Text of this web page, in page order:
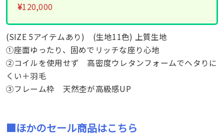
¥120,000
(SIZE 5アイテムあり) (生地11色) 上質生地
➀座面ゆったり、固めでリッチな座り心地
➁コイルを使用せず 高密度ウレタンフォームでヘタりに
くい＋羽毛
➂フレーム枠 天然杢が高級感UP
■ほかのセール商品はこちら